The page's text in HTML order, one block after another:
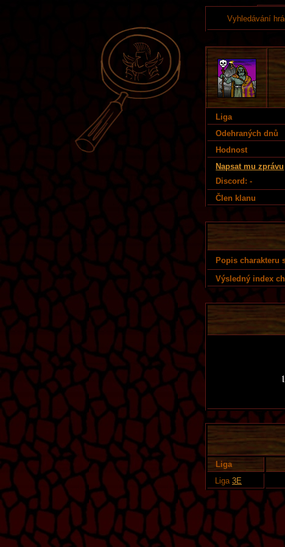
Vyhledávání
Liga
Odehraných dnů
Hodnost
Napsat mu zprávu
Discord: -
Člen klanu
Popis charakteru
Výsledný index
Liga
Liga 3E